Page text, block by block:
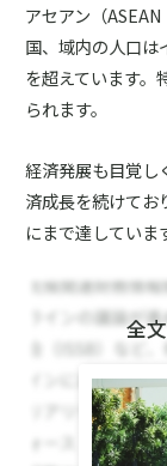
アセアン（
国、域内の人口は
を超えています。
られます。
経済発展も目覚し
済成長を続けてお
にまで達していま
全